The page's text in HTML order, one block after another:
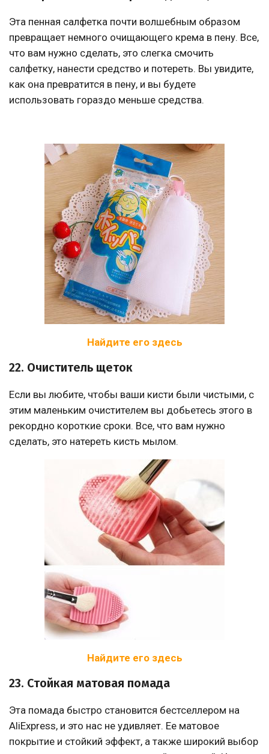
Эта пенная салфетка почти волшебным образом
превращает немного очищающего крема в пену. Все,
что вам нужно сделать, это слегка смочить
салфетку, нанести средство и потереть. Вы увидите,
как она превратится в пену, и вы будете
использовать гораздо меньше средства.
Найдите его здесь
22. Очиститель щеток
Если вы любите, чтобы ваши кисти были чистыми, с
этим маленьким очистителем вы добьетесь этого в
рекордно короткие сроки. Все, что вам нужно
сделать, это натереть кисть мылом.
Найдите его здесь
23. Стойкая матовая помада
Эта помада быстро становится бестселлером на
AliExpress, и это нас не удивляет. Ее матовое
покрытие и стойкий эффект, а также широкий выбор